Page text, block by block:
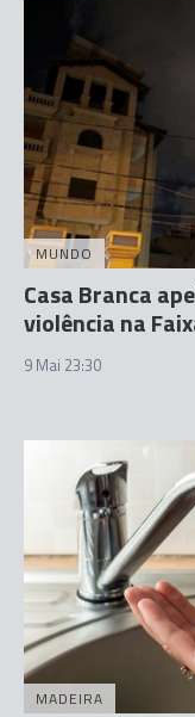
MUNDO
Casa Branca
violência na
9 Mai 23:30
MADEIRA